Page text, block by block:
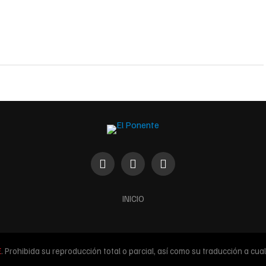
INICIO
. Prohibida su reproducción total o parcial, así como su traducción a